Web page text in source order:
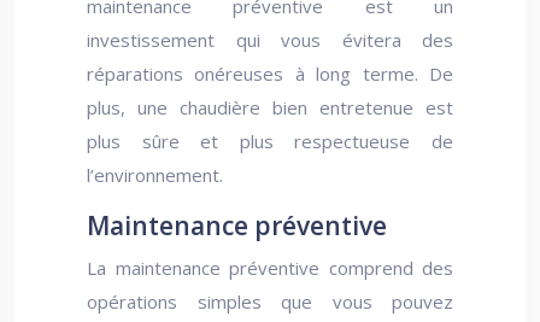
maintenance préventive est un
investissement qui vous évitera des
réparations onéreuses à long terme. De
plus, une chaudière bien entretenue est
plus sûre et plus respectueuse de
l’environnement.
Maintenance préventive
La maintenance préventive comprend des
opérations simples que vous pouvez